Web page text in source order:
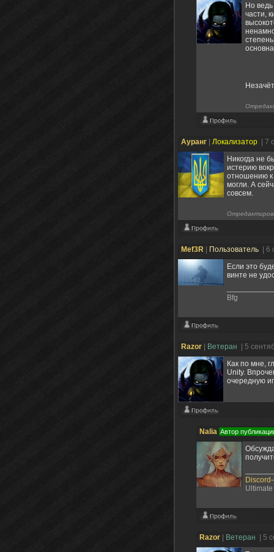
Но
части,
Ауранг Локализатор
| 7
Никогда не
истерию
отношению к
могли. А
совсем.
Mef3R Пользователь
|
Если это
винте не
Bfg
Razоr Ветеран
| 5
Как по мне,
Unity.
очередную
Nalia Автор
Razоr Ветеран
| 5